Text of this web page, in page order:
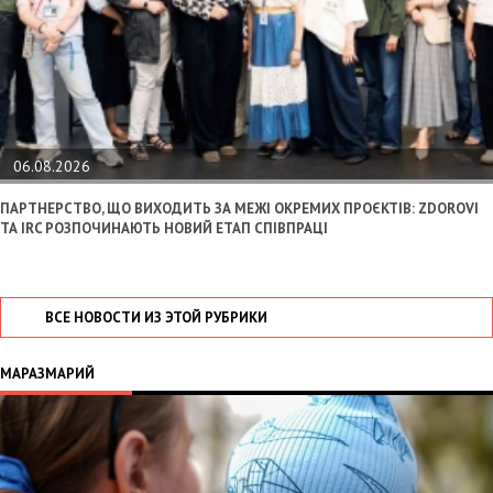
06.08.2026
ПАРТНЕРСТВО, ЩО ВИХОДИТЬ ЗА МЕЖІ ОКРЕМИХ ПРОЄКТІВ: ZDOROVI
ТА IRC РОЗПОЧИНАЮТЬ НОВИЙ ЕТАП СПІВПРАЦІ
ВСЕ НОВОСТИ ИЗ ЭТОЙ РУБРИКИ
МАРАЗМАРИЙ